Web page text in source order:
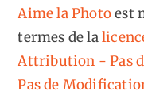
Aime la Photoest
termes de la
Attribution - Pas
Pas de